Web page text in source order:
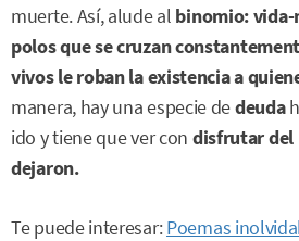
muerte. Así, alude al binomio:
polos que se cruzan
vivos le roban la existencia a
manera, hay una especie dedeuda
ido y tiene que ver con disfrutar del
dejaron.
Te puede interesar:Poemas